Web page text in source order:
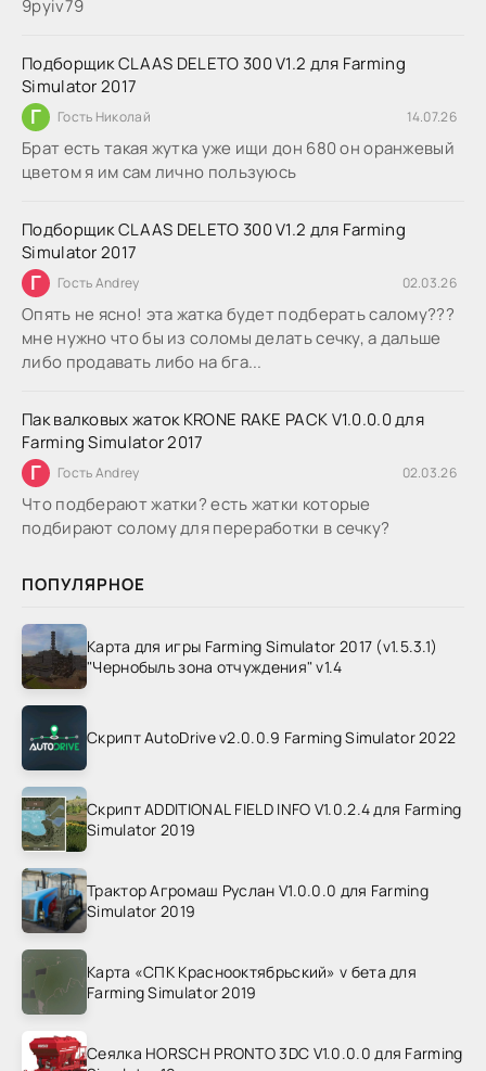
9руіv79
Подборщик CLAAS DELETO 300 V1.2 для Farming
Simulator 2017
Г Гость Николай 14.07.26
Брат есть такая жутка уже ищи дон 680 он оранжевый
цветом я им сам лично пользуюсь
Подборщик CLAAS DELETO 300 V1.2 для Farming
Simulator 2017
Г Гость Andrey 02.03.26
Опять не ясно! эта жатка будет подберать салому???
мне нужно что бы из соломы делать сечку, а дальше
либо продавать либо на бга...
Пак валковых жаток KRONE RAKE PACK V1.0.0.0 для
Farming Simulator 2017
Г Гость Andrey 02.03.26
Что подберают жатки? есть жатки которые
подбирают солому для переработки в сечку?
ПОПУЛЯРНОЕ
Карта для игры Farming Simulator 2017 (v1.5.3.1)
"Чернобыль зона отчуждения" v1.4
Скрипт AutoDrive v2.0.0.9 Farming Simulator 2022
Скрипт ADDITIONAL FIELD INFO V1.0.2.4 для Farming
Simulator 2019
Трактор Агромаш Руслан V1.0.0.0 для Farming
Simulator 2019
Карта «СПК Краснооктябрьский» v бета для
Farming Simulator 2019
Сеялка HORSCH PRONTO 3DC V1.0.0.0 для Farming